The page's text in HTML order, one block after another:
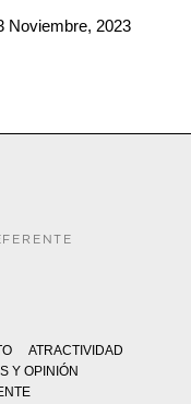
Noviembre, 2023
ATRACTIVIDAD
Y OPINIÓN